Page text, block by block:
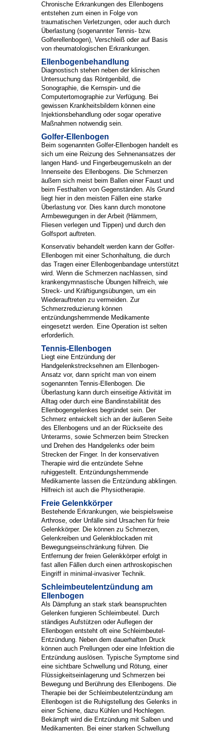
Chronische Erkrankungen des Ellenbogens
entstehen zum einen in Folge von
traumatischen Verletzungen, oder auch durch
Überlastung (sogenannter Tennis- bzw.
Golferellenbogen), Verschleiß oder auf Basis
von rheumatologischen Erkrankungen.
Ellenbogenbehandlung
Diagnostisch stehen neben der klinischen
Untersuchung das Röntgenbild, die
Sonographie, die Kernspin- und die
Computertomographie zur Verfügung. Bei
gewissen Krankheitsbildern können eine
Injektionsbehandlung oder sogar operative
Maßnahmen notwendig sein.
Golfer-Ellenbogen
Beim sogenannten Golfer-Ellenbogen handelt es
sich um eine Reizung des Sehnenansatzes der
langen Hand- und Fingerbeugemuskeln an der
Innenseite des Ellenbogens. Die Schmerzen
äußern sich meist beim Ballen einer Faust und
beim Festhalten von Gegenständen. Als Grund
liegt hier in den meisten Fällen eine starke
Überlastung vor. Dies kann durch monotone
Armbewegungen in der Arbeit (Hämmern,
Fliesen verlegen und Tippen) und durch den
Golfsport auftreten.
Konservativ behandelt werden kann der Golfer-
Ellenbogen mit einer Schonhaltung, die durch
das Tragen einer Ellenbogenbandage unterstützt
wird. Wenn die Schmerzen nachlassen, sind
krankengymnastische Übungen hilfreich, wie
Streck- und Kräftigungsübungen, um ein
Wiederauftreten zu vermeiden. Zur
Schmerzreduzierung können
entzündungshemmende Medikamente
eingesetzt werden. Eine Operation ist selten
erforderlich.
Tennis-Ellenbogen
Liegt eine Entzündung der
Handgelenkstrecksehnen am Ellenbogen-
Ansatz vor, dann spricht man von einem
sogenannten Tennis-Ellenbogen. Die
Überlastung kann durch einseitige Aktivität im
Alltag oder durch eine Bandinstabilität des
Ellenbogengelenkes begründet sein. Der
Schmerz entwickelt sich an der äußeren Seite
des Ellenbogens und an der Rückseite des
Unterarms, sowie Schmerzen beim Strecken
und Drehen des Handgelenks oder beim
Strecken der Finger. In der konservativen
Therapie wird die entzündete Sehne
ruhiggestellt. Entzündungshemmende
Medikamente lassen die Entzündung abklingen.
Hilfreich ist auch die Physiotherapie.
Freie Gelenkkörper
Bestehende Erkrankungen, wie beispielsweise
Arthrose, oder Unfälle sind Ursachen für freie
Gelenkkörper. Die können zu Schmerzen,
Gelenkreiben und Gelenkblockaden mit
Bewegungseinschränkung führen. Die
Entfernung der freien Gelenkkörper erfolgt in
fast allen Fällen durch einen arthroskopischen
Eingriff in minimal-invasiver Technik.
Schleimbeutelentzündung am
Ellenbogen
Als Dämpfung an stark stark beanspruchten
Gelenken fungieren Schleimbeutel. Durch
ständiges Aufstützen oder Auflegen der
Ellenbogen entsteht oft eine Schleimbeutel-
Entzündung. Neben dem dauerhaften Druck
können auch Prellungen oder eine Infektion die
Entzündung auslösen. Typische Symptome sind
eine sichtbare Schwellung und Rötung, einer
Flüssigkeitseinlagerung und Schmerzen bei
Bewegung und Berührung des Ellenbogens. Die
Therapie bei der Schleimbeutelentzündung am
Ellenbogen ist die Ruhigstellung des Gelenks in
einer Schiene, dazu Kühlen und Hochlegen.
Bekämpft wird die Entzündung mit Salben und
Medikamenten. Bei einer starken Schwellung